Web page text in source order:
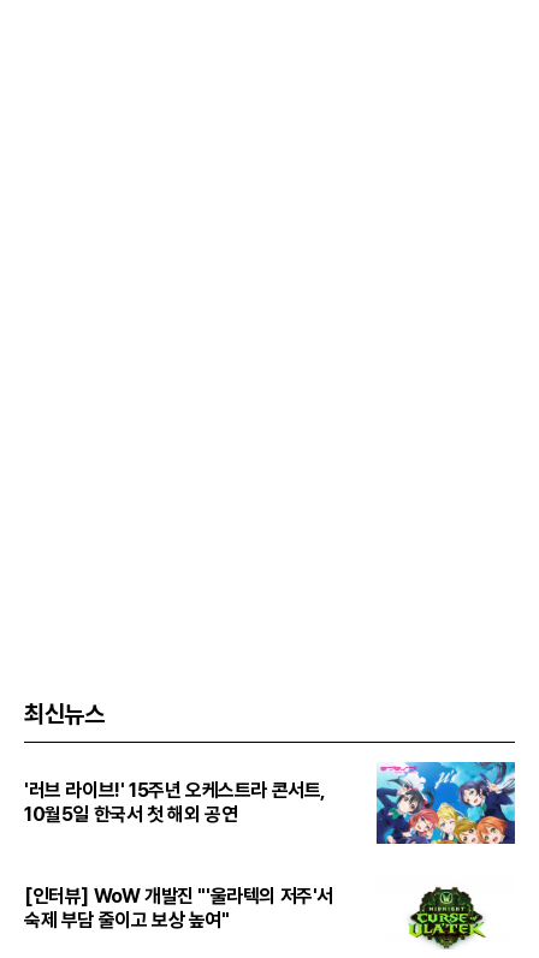
최신뉴스
'러브 라이브!' 15주년 오케스트라 콘서트,
10월5일 한국서 첫 해외 공연
[인터뷰] WoW 개발진 "'울라텍의 저주'서
숙제 부담 줄이고 보상 높여"